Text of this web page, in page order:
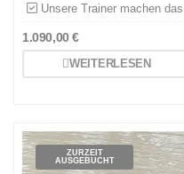
Unsere Trainer machen
1.090,00€
WEITERLESEN
ZURZEIT
AUSGEBUCHT